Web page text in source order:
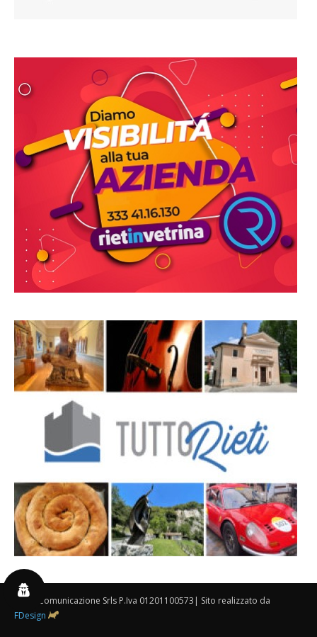
By 3P Comunicazione Srls P.Iva 01201100573| Sito realizzato da
FDesign